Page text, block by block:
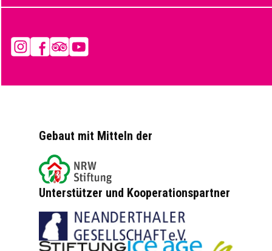
InstagramFacebook
Tripadvisor
YouTube
Gebaut mit Mitteln der
Unterstützer und Kooperationspartner